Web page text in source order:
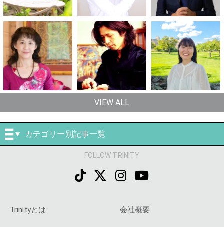
VIEW ALL
カテゴリー別記事一覧
FOLLOW TRINITY
Trinityとは 会社概要